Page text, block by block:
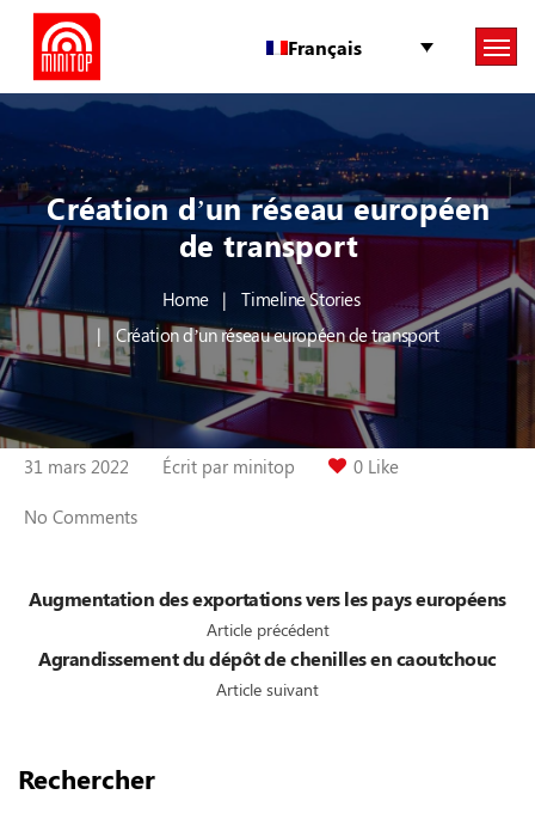
Français
Création d’un réseau européen
de transport
Home
Timeline Stories
Création d’un réseau européen de transport
31 mars 2022 Écrit par minitop 0 Like
No Comments
Augmentation des exportations vers les pays européens
Article précédent
Agrandissement du dépôt de chenilles en caoutchouc
Article suivant
Rechercher